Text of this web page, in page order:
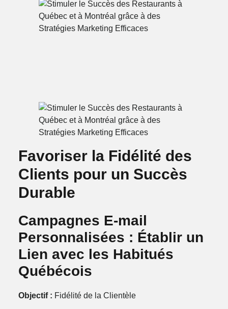
Favoriser la Fidélité des
Clients pour un Succès
Durable
Campagnes E-mail
Personnalisées : Établir un
Lien avec les Habitués
Québécois
Objectif : Fidélité de la Clientèle